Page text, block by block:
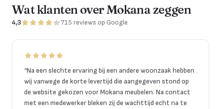
Wat klanten over Mokana zeggen
4,3 715 reviews op Google
“Na een slechte ervaring bij een andere woonzaak hebben
wij vanwege de korte levertijd die aangegeven stond op
de website gekozen voor Mokana meubelen. Na contact
met een medewerker bleken zij de wachttijd echt na te